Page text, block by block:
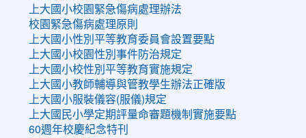
上大國小校園緊急傷病處理辦法
校園緊急傷病處理原則
上大國小性別平等教育委員會設置要點
上大國小校園性別事件防治規定
上大國小校性別平等教育實施規定
上大國小教師輔導與管教學生辦法正確版
上大國小服裝儀容(服儀)規定
上大國民小學定期評量命審題機制實施要點
60週年校慶紀念特刊